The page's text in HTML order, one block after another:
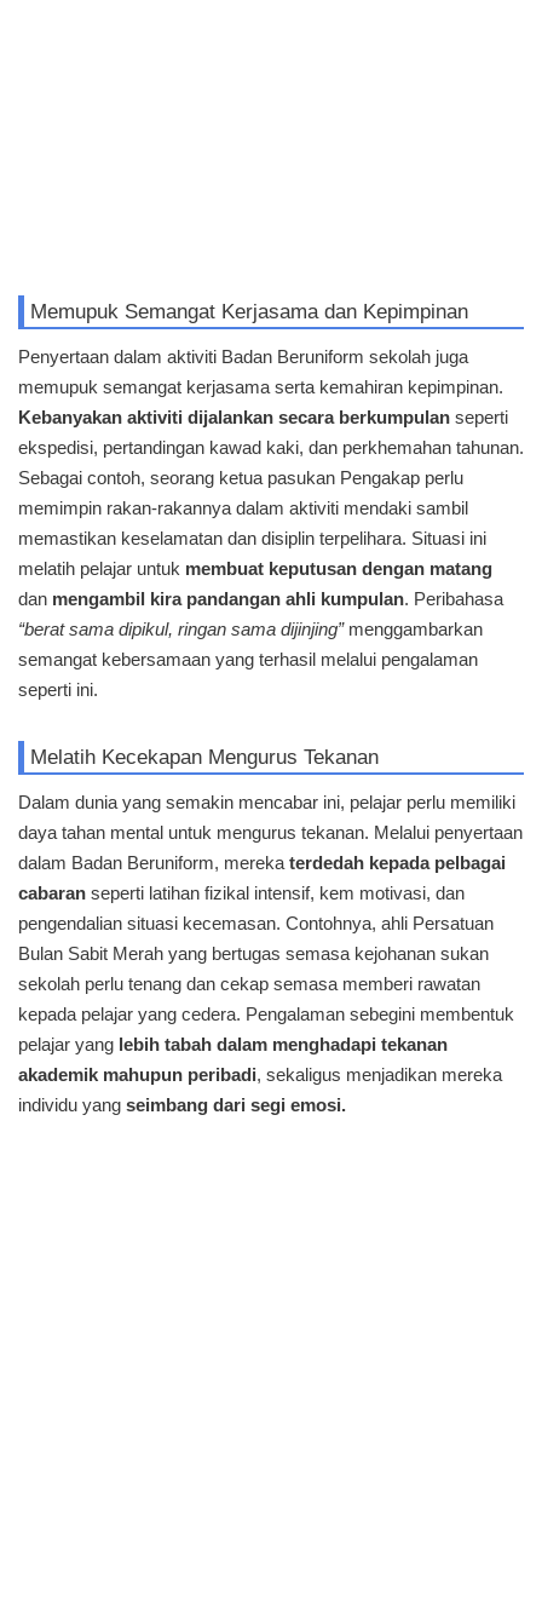
Memupuk Semangat Kerjasama dan Kepimpinan
Penyertaan dalam aktiviti Badan Beruniform sekolah juga
memupuk semangat kerjasama serta kemahiran kepimpinan.
Kebanyakan aktiviti dijalankan secara berkumpulan seperti
ekspedisi, pertandingan kawad kaki, dan perkhemahan tahunan.
Sebagai contoh, seorang ketua pasukan Pengakap perlu
memimpin rakan-rakannya dalam aktiviti mendaki sambil
memastikan keselamatan dan disiplin terpelihara. Situasi ini
melatih pelajar untuk membuat keputusan dengan matang
dan mengambil kira pandangan ahli kumpulan. Peribahasa
“berat sama dipikul, ringan sama dijinjing”menggambarkan
semangat kebersamaan yang terhasil melalui pengalaman
seperti ini.
Melatih Kecekapan Mengurus Tekanan
Dalam dunia yang semakin mencabar ini, pelajar perlu memiliki
daya tahan mental untuk mengurus tekanan. Melalui penyertaan
dalam Badan Beruniform, mereka terdedah kepada pelbagai
cabaran seperti latihan fizikal intensif, kem motivasi, dan
pengendalian situasi kecemasan. Contohnya, ahli Persatuan
Bulan Sabit Merah yang bertugas semasa kejohanan sukan
sekolah perlu tenang dan cekap semasa memberi rawatan
kepada pelajar yang cedera. Pengalaman sebegini membentuk
pelajar yang lebih tabah dalam menghadapi tekanan
akademik mahupun peribadi, sekaligus menjadikan mereka
individu yang seimbang dari segi emosi.